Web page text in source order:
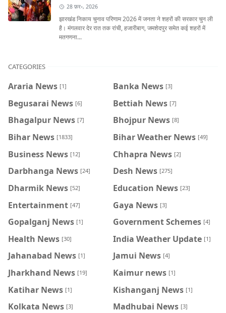
28 फ़र॰, 2026
झारखंड निकाय चुनाव परिणाम 2026 में जनता ने शहरों की सरकार चुन ली
है। मंगलवार देर रात तक रांची, हजारीबाग, जमशेदपुर समेत कई शहरों में
मतगणना...
CATEGORIES
Araria News [1] Banka News [3]
Begusarai News [6] Bettiah News [7]
Bhagalpur News [7] Bhojpur News [8]
Bihar News [1833] Bihar Weather News [49]
Business News [12] Chhapra News [2]
Darbhanga News [24] Desh News [275]
Dharmik News [52] Education News [23]
Entertainment [47] Gaya News [3]
Gopalganj News [1] Government Schemes [4]
Health News [30] India Weather Update [1]
Jahanabad News [1] Jamui News [4]
Jharkhand News [19] Kaimur news [1]
Katihar News [1] Kishanganj News [1]
Kolkata News [3] Madhubai News [3]